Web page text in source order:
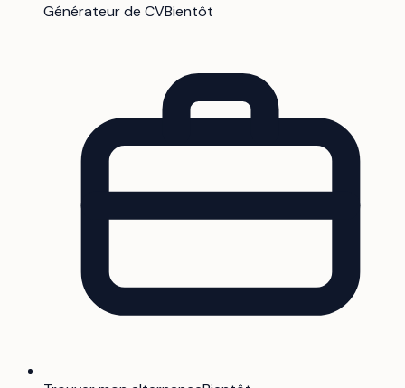
Générateur de CVBientôt